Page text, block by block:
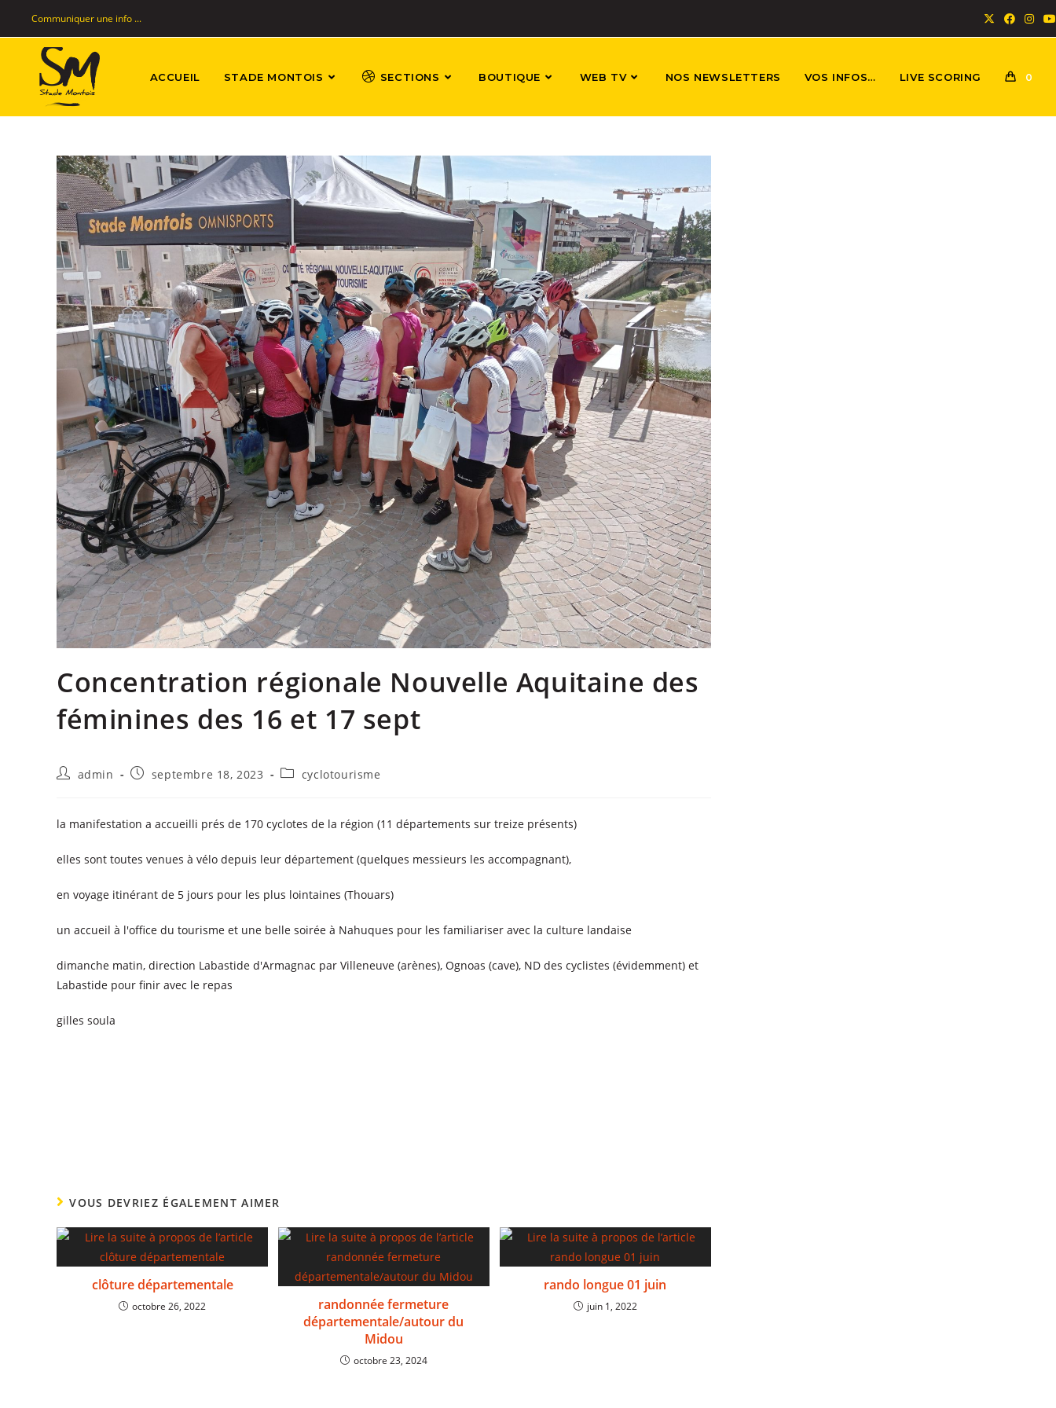
Communiquer une info ...
ACCUEIL STADE MONTOIS SECTIONS BOUTIQUE WEB TV NOS NEWSLETTERS VOS INFOS… LIVE SCORING 0
Concentration régionale Nouvelle Aquitaine des
féminines des 16 et 17 sept
admin septembre 18, 2023 cyclotourisme
la manifestation a accueilli prés de 170 cyclotes de la région (11 départements sur treize présents)
elles sont toutes venues à vélo depuis leur département (quelques messieurs les accompagnant),
en voyage itinérant de 5 jours pour les plus lointaines (Thouars)
un accueil à l'office du tourisme et une belle soirée à Nahuques pour les familiariser avec la culture landaise
dimanche matin, direction Labastide d'Armagnac par Villeneuve (arènes), Ognoas (cave), ND des cyclistes (évidemment) et
Labastide pour finir avec le repas
gilles soula
VOUS DEVRIEZ ÉGALEMENT AIMER
clôture départementale
octobre 26, 2022
randonnée fermeture
départementale/autour du
Midou
octobre 23, 2024
rando longue 01 juin
juin 1, 2022